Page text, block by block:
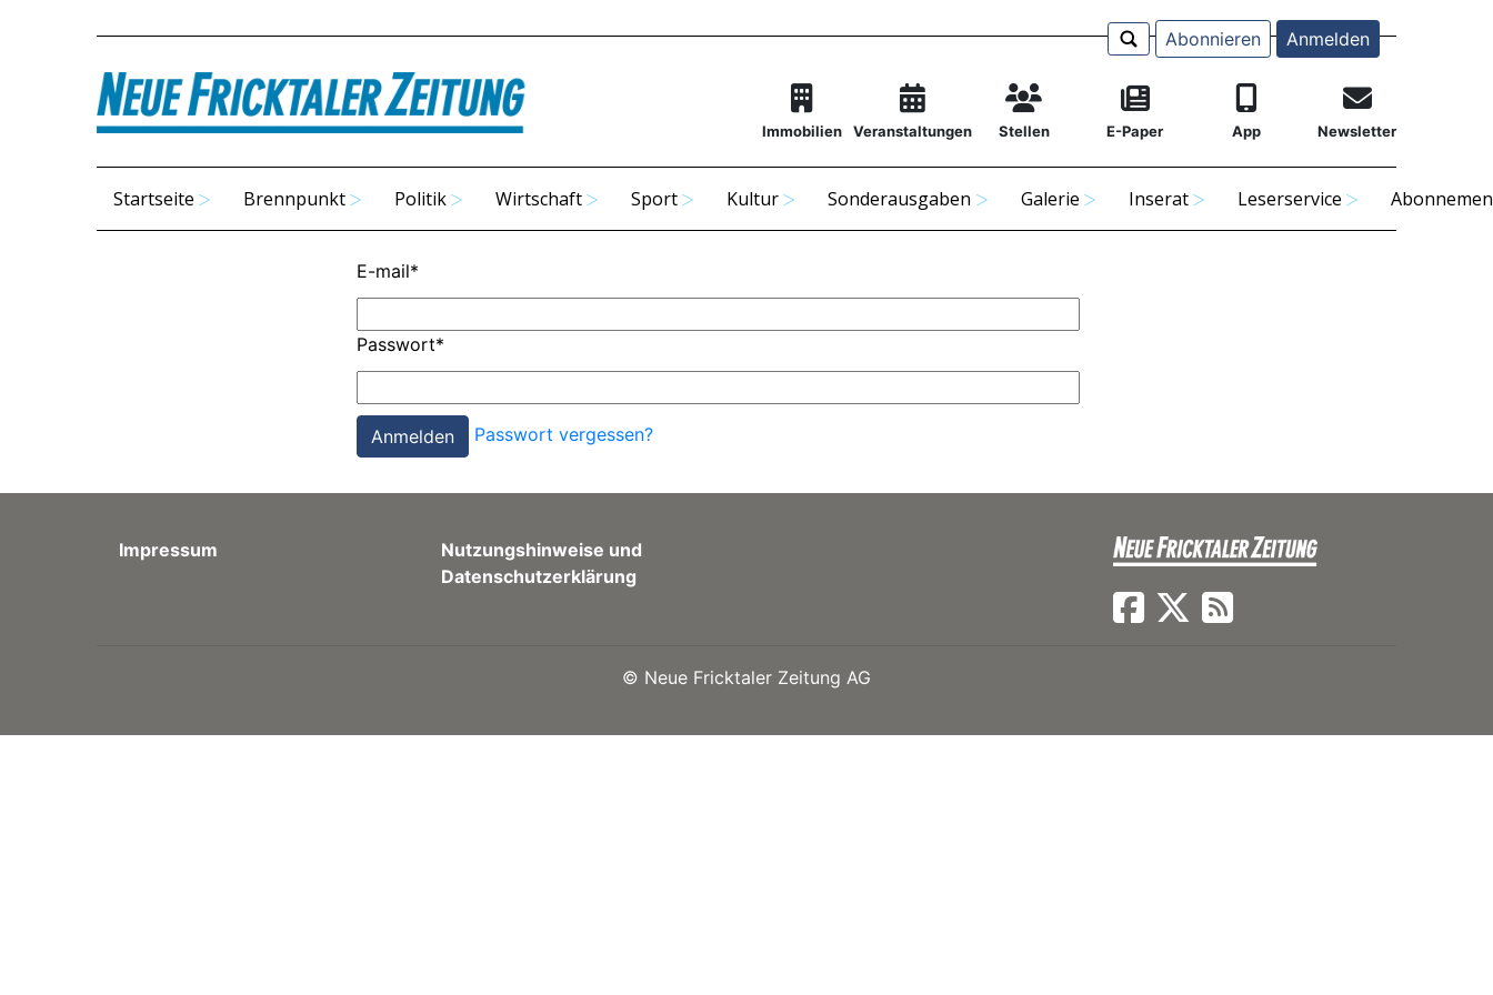
Abonnieren Anmelden
Immobilien Veranstaltungen Stellen E-Paper App Newsletter
Startseite Brennpunkt Politik Wirtschaft Sport Kultur Sonderausgaben Galerie Inserat Leserservice
E-mail*
Passwort*
Passwort vergessen?
Impressum
Nutzungshinweise und
Datenschutzerklärung
© Neue Fricktaler Zeitung AG